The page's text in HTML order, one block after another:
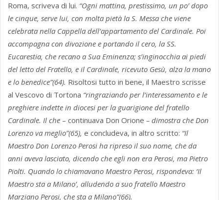
Roma, scriveva di lui. “Ogni mattina, prestissimo, un po’ dopo
le cinque, serve lui, con molta pietà la S. Messa che viene
celebrata nella Cappella dell’appartamento del Cardinale. Poi
accompagna con divozione e portando il cero, la SS.
Eucarestia, che recano a Sua Eminenza; s’inginocchia ai piedi
del letto del Fratello, e il Cardinale, ricevuto Gesù, alza la mano
e lo benedice”(64). Risoltosi tutto in bene, il Maestro scrisse
al Vescovo di Tortona “ringraziando per l’interessamento e le
preghiere indette in diocesi per la guarigione del fratello
Cardinale. Il che – continuava Don Orione – dimostra che Don
Lorenzo va meglio”(65), e concludeva, in altro scritto: “Il
Maestro Don Lorenzo Perosi ha ripreso il suo nome, che da
anni aveva lasciato, dicendo che egli non era Perosi, ma Pietro
Piolti. Quando lo chiamavano Maestro Perosi, rispondeva: ‘Il
Maestro sta a Milano’, alludendo a suo fratello Maestro
Marziano Perosi, che sta a Milano”(66).